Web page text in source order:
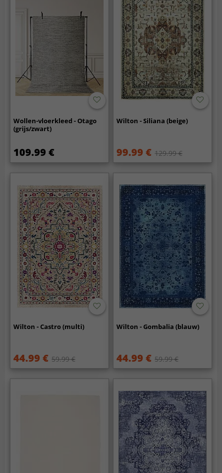
Wollen-vloerkleed - Otago
(grijs/zwart)
109.99 €
Wilton - Siliana (beige)
99.99 € 129.99 €
Wilton - Castro (multi)
44.99 € 59.99 €
Wilton - Gombalia (blauw)
44.99 € 59.99 €